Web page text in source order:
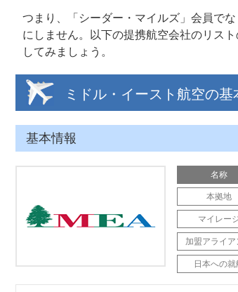
つまり、「シーダー・マイルズ」会員で
にしません。以下の提携航空会社のリス
してみましょう。
ミドル・イースト航空の基
基本情報
名称
本拠地
マイレー
加盟アライア
日本への就